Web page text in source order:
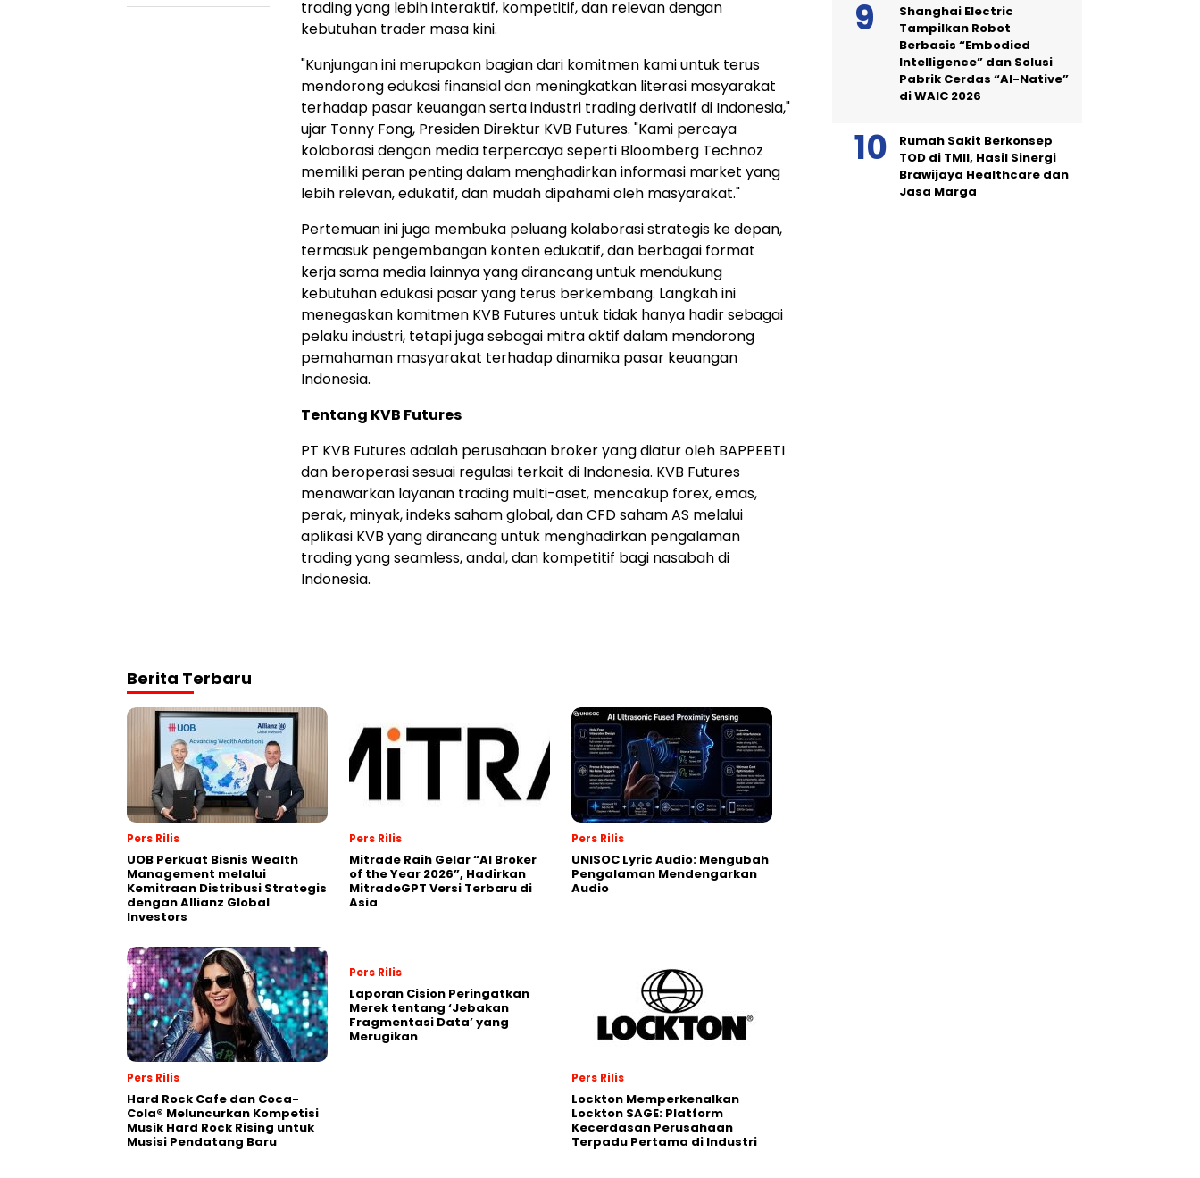
trading yang lebih interaktif, kompetitif, dan relevan dengan
kebutuhan trader masa kini.
"Kunjungan ini merupakan bagian dari komitmen kami untuk terus
mendorong edukasi finansial dan meningkatkan literasi masyarakat
terhadap pasar keuangan serta industri trading derivatif di Indonesia,"
ujar Tonny Fong, Presiden Direktur KVB Futures. "Kami percaya
kolaborasi dengan media terpercaya seperti Bloomberg Technoz
memiliki peran penting dalam menghadirkan informasi market yang
lebih relevan, edukatif, dan mudah dipahami oleh masyarakat."
Pertemuan ini juga membuka peluang kolaborasi strategis ke depan,
termasuk pengembangan konten edukatif, dan berbagai format
kerja sama media lainnya yang dirancang untuk mendukung
kebutuhan edukasi pasar yang terus berkembang. Langkah ini
menegaskan komitmen KVB Futures untuk tidak hanya hadir sebagai
pelaku industri, tetapi juga sebagai mitra aktif dalam mendorong
pemahaman masyarakat terhadap dinamika pasar keuangan
Indonesia.
Tentang KVB Futures
PT KVB Futures adalah perusahaan broker yang diatur oleh BAPPEBTI
dan beroperasi sesuai regulasi terkait di Indonesia. KVB Futures
menawarkan layanan trading multi-aset, mencakup forex, emas,
perak, minyak, indeks saham global, dan CFD saham AS melalui
aplikasi KVB yang dirancang untuk menghadirkan pengalaman
trading yang seamless, andal, dan kompetitif bagi nasabah di
Indonesia.
Berita Terbaru
Pers Rilis
UOB Perkuat Bisnis Wealth
Management melalui
Kemitraan Distribusi Strategis
dengan Allianz Global
Investors
Pers Rilis
Mitrade Raih Gelar “AI Broker
of the Year 2026”, Hadirkan
MitradeGPT Versi Terbaru di
Asia
Pers Rilis
UNISOC Lyric Audio: Mengubah
Pengalaman Mendengarkan
Audio
Pers Rilis
Hard Rock Cafe dan Coca-
Cola® Meluncurkan Kompetisi
Musik Hard Rock Rising untuk
Musisi Pendatang Baru
Pers Rilis
Laporan Cision Peringatkan
Merek tentang ‘Jebakan
Fragmentasi Data’ yang
Merugikan
Pers Rilis
Lockton Memperkenalkan
Lockton SAGE: Platform
Kecerdasan Perusahaan
Terpadu Pertama di Industri
Shanghai Electric
Tampilkan Robot
Berbasis “Embodied
Intelligence” dan Solusi
Pabrik Cerdas “AI-Native”
di WAIC 2026
Rumah Sakit Berkonsep
TOD di TMII, Hasil Sinergi
Brawijaya Healthcare dan
Jasa Marga